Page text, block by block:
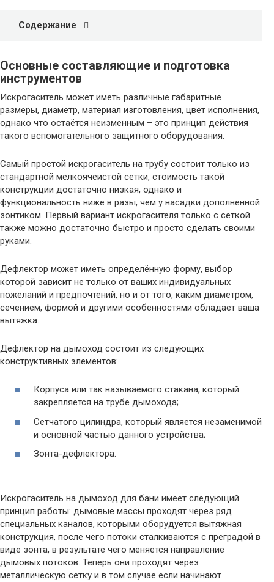
Содержание
Основные составляющие и подготовка
инструментов
Искрогаситель может иметь различные габаритные
размеры, диаметр, материал изготовления, цвет исполнения,
однако что остаётся неизменным – это принцип действия
такого вспомогательного защитного оборудования.
Самый простой искрогаситель на трубу состоит только из
стандартной мелкоячеистой сетки, стоимость такой
конструкции достаточно низкая, однако и
функциональность ниже в разы, чем у насадки дополненной
зонтиком. Первый вариант искрогасителя только с сеткой
также можно достаточно быстро и просто сделать своими
руками.
Дефлектор может иметь определённую форму, выбор
которой зависит не только от ваших индивидуальных
пожеланий и предпочтений, но и от того, каким диаметром,
сечением, формой и другими особенностями обладает ваша
вытяжка.
Дефлектор на дымоход состоит из следующих
конструктивных элементов:
Корпуса или так называемого стакана, который
закрепляется на трубе дымохода;
Сетчатого цилиндра, который является незаменимой
и основной частью данного устройства;
Зонта-дефлектора.
Искрогаситель на дымоход для бани имеет следующий
принцип работы: дымовые массы проходят через ряд
специальных каналов, которыми оборудуется вытяжная
конструкция, после чего потоки сталкиваются с преградой в
виде зонта, в результате чего меняется направление
дымовых потоков. Теперь они проходят через
металлическую сетку и в том случае если начинают